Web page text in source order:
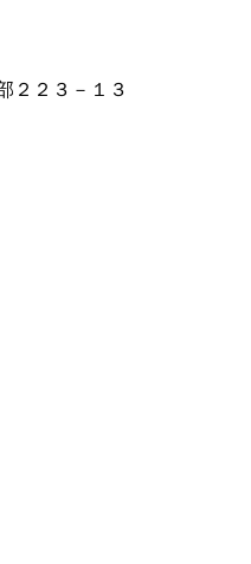
２２３－１３